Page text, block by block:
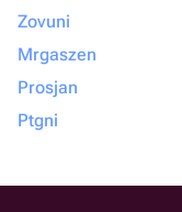
Zovuni
Mrgaszen
Prosjan
Ptgni